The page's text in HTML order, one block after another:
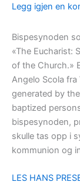
Legg igjen en
Bispesynoden
«The Eucharist:
of the Church.»
Angelo Scola fra
generated by
baptized
bispesynoden,
skulle tas opp i
kommunion og
LES HANS